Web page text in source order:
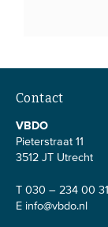
Contact
VBDO
Pieterstraat 11
3512 JT Utrecht
T 030 – 234 00 31
E info@vbdo.nl